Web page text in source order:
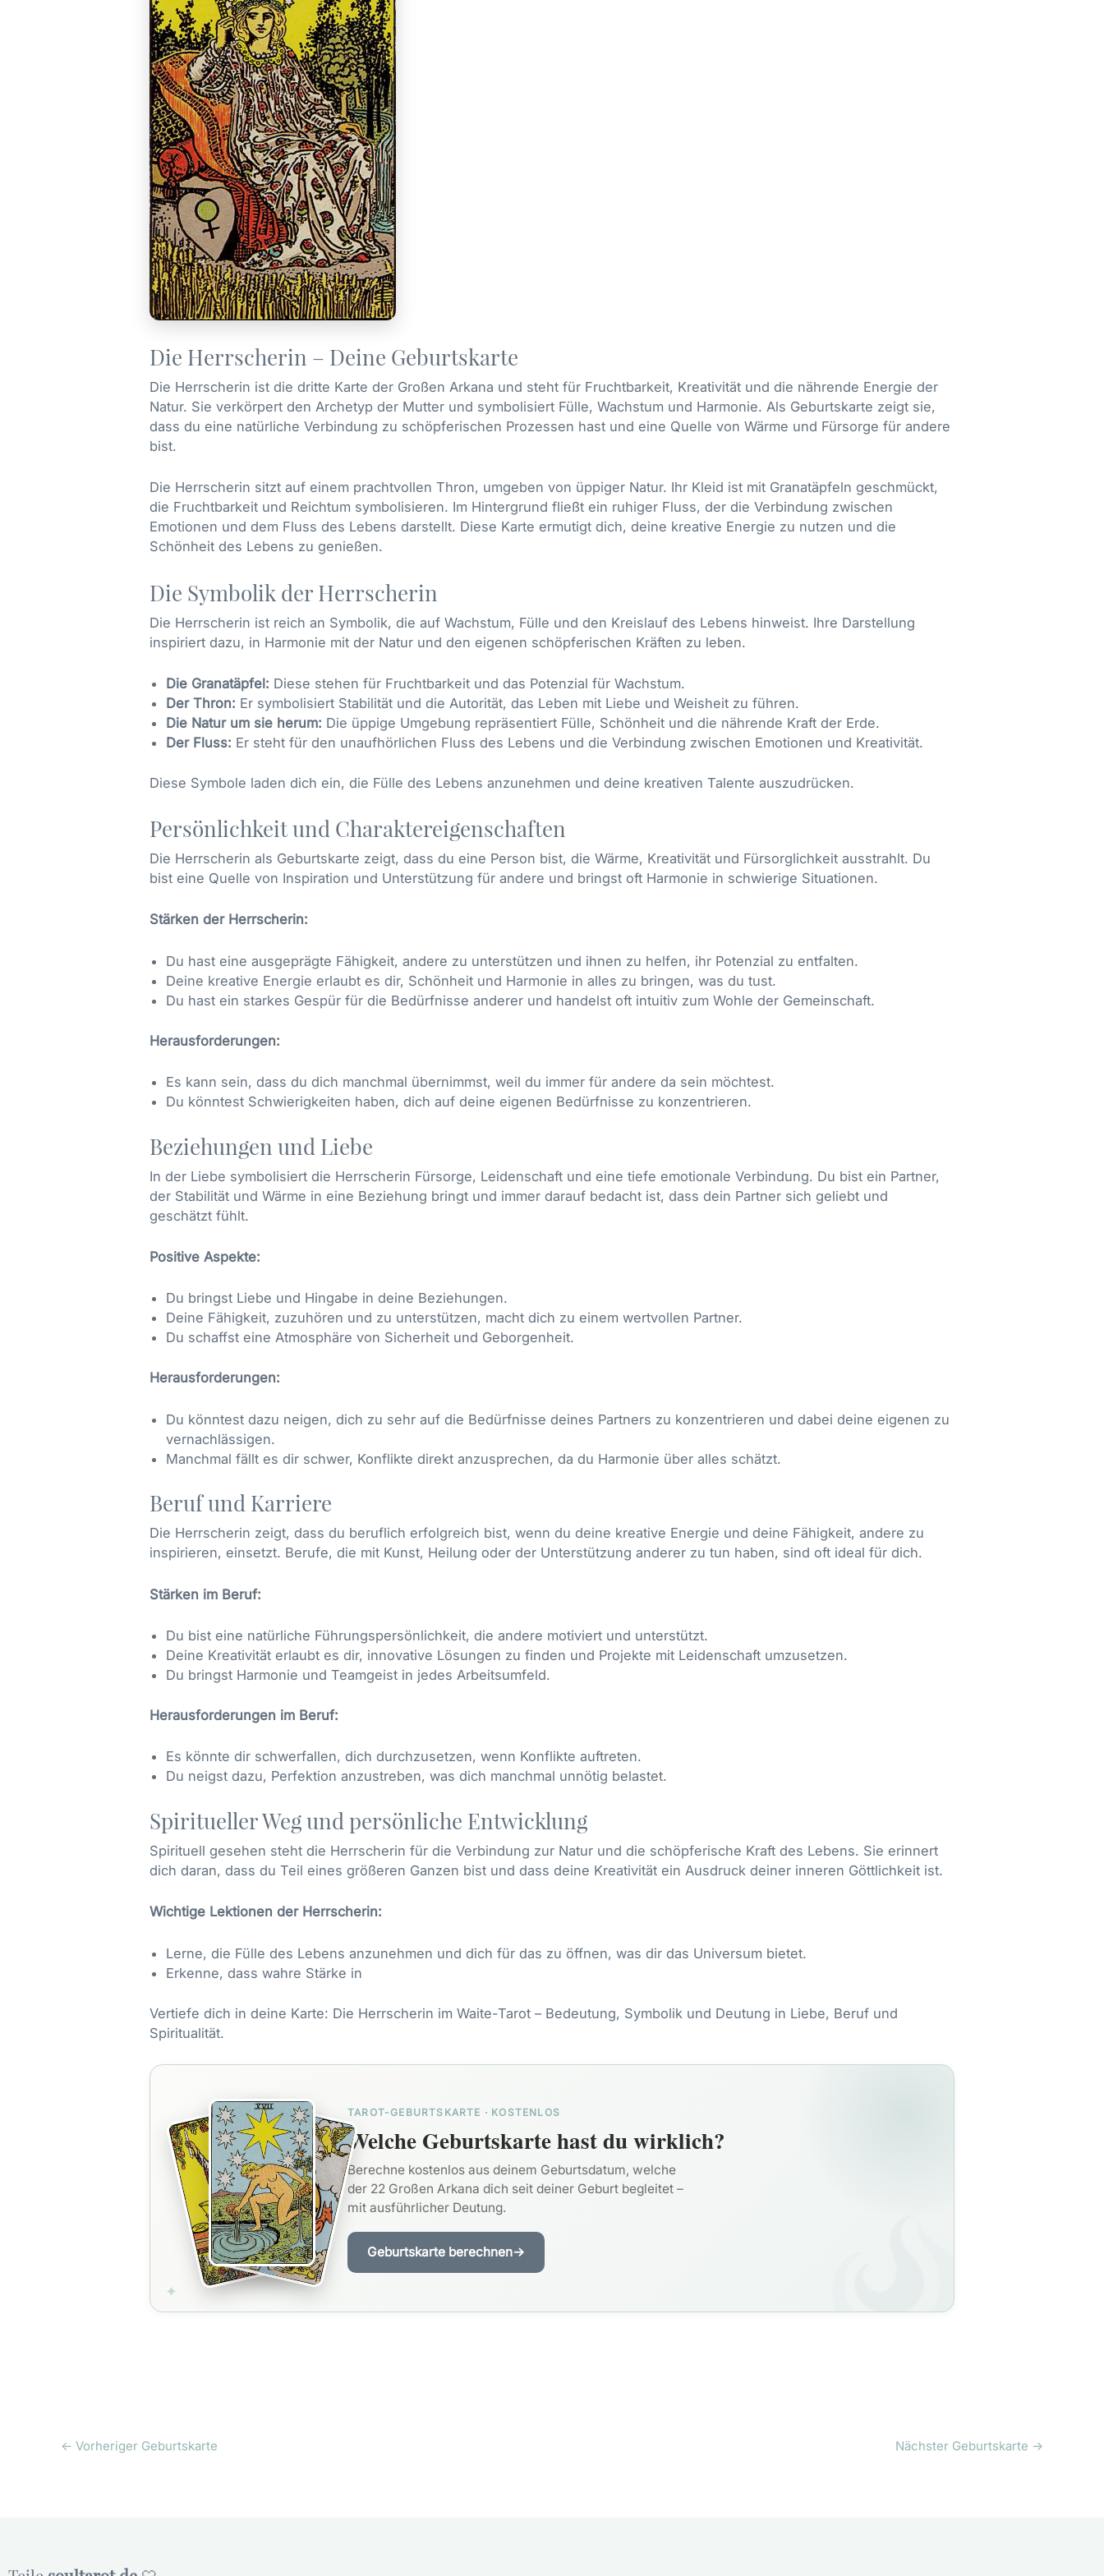
Die Herrscherin – Deine Geburtskarte
Die Herrscherin ist die dritte Karte der Großen Arkana und steht für Fruchtbarkeit, Kreativität und die nährende Energie der
Natur. Sie verkörpert den Archetyp der Mutter und symbolisiert Fülle, Wachstum und Harmonie. Als Geburtskarte zeigt sie,
dass du eine natürliche Verbindung zu schöpferischen Prozessen hast und eine Quelle von Wärme und Fürsorge für andere
bist.
Die Herrscherin sitzt auf einem prachtvollen Thron, umgeben von üppiger Natur. Ihr Kleid ist mit Granatäpfeln geschmückt,
die Fruchtbarkeit und Reichtum symbolisieren. Im Hintergrund fließt ein ruhiger Fluss, der die Verbindung zwischen
Emotionen und dem Fluss des Lebens darstellt. Diese Karte ermutigt dich, deine kreative Energie zu nutzen und die
Schönheit des Lebens zu genießen.
Die Symbolik der Herrscherin
Die Herrscherin ist reich an Symbolik, die auf Wachstum, Fülle und den Kreislauf des Lebens hinweist. Ihre Darstellung
inspiriert dazu, in Harmonie mit der Natur und den eigenen schöpferischen Kräften zu leben.
Die Granatäpfel: Diese stehen für Fruchtbarkeit und das Potenzial für Wachstum.
Der Thron: Er symbolisiert Stabilität und die Autorität, das Leben mit Liebe und Weisheit zu führen.
Die Natur um sie herum: Die üppige Umgebung repräsentiert Fülle, Schönheit und die nährende Kraft der Erde.
Der Fluss: Er steht für den unaufhörlichen Fluss des Lebens und die Verbindung zwischen Emotionen und Kreativität.
Diese Symbole laden dich ein, die Fülle des Lebens anzunehmen und deine kreativen Talente auszudrücken.
Persönlichkeit und Charaktereigenschaften
Die Herrscherin als Geburtskarte zeigt, dass du eine Person bist, die Wärme, Kreativität und Fürsorglichkeit ausstrahlt. Du
bist eine Quelle von Inspiration und Unterstützung für andere und bringst oft Harmonie in schwierige Situationen.
Stärken der Herrscherin:
Du hast eine ausgeprägte Fähigkeit, andere zu unterstützen und ihnen zu helfen, ihr Potenzial zu entfalten.
Deine kreative Energie erlaubt es dir, Schönheit und Harmonie in alles zu bringen, was du tust.
Du hast ein starkes Gespür für die Bedürfnisse anderer und handelst oft intuitiv zum Wohle der Gemeinschaft.
Herausforderungen:
Es kann sein, dass du dich manchmal übernimmst, weil du immer für andere da sein möchtest.
Du könntest Schwierigkeiten haben, dich auf deine eigenen Bedürfnisse zu konzentrieren.
Beziehungen und Liebe
In der Liebe symbolisiert die Herrscherin Fürsorge, Leidenschaft und eine tiefe emotionale Verbindung. Du bist ein Partner,
der Stabilität und Wärme in eine Beziehung bringt und immer darauf bedacht ist, dass dein Partner sich geliebt und
geschätzt fühlt.
Positive Aspekte:
Du bringst Liebe und Hingabe in deine Beziehungen.
Deine Fähigkeit, zuzuhören und zu unterstützen, macht dich zu einem wertvollen Partner.
Du schaffst eine Atmosphäre von Sicherheit und Geborgenheit.
Herausforderungen:
Du könntest dazu neigen, dich zu sehr auf die Bedürfnisse deines Partners zu konzentrieren und dabei deine eigenen zu
vernachlässigen.
Manchmal fällt es dir schwer, Konflikte direkt anzusprechen, da du Harmonie über alles schätzt.
Beruf und Karriere
Die Herrscherin zeigt, dass du beruflich erfolgreich bist, wenn du deine kreative Energie und deine Fähigkeit, andere zu
inspirieren, einsetzt. Berufe, die mit Kunst, Heilung oder der Unterstützung anderer zu tun haben, sind oft ideal für dich.
Stärken im Beruf:
Du bist eine natürliche Führungspersönlichkeit, die andere motiviert und unterstützt.
Deine Kreativität erlaubt es dir, innovative Lösungen zu finden und Projekte mit Leidenschaft umzusetzen.
Du bringst Harmonie und Teamgeist in jedes Arbeitsumfeld.
Herausforderungen im Beruf:
Es könnte dir schwerfallen, dich durchzusetzen, wenn Konflikte auftreten.
Du neigst dazu, Perfektion anzustreben, was dich manchmal unnötig belastet.
Spiritueller Weg und persönliche Entwicklung
Spirituell gesehen steht die Herrscherin für die Verbindung zur Natur und die schöpferische Kraft des Lebens. Sie erinnert
dich daran, dass du Teil eines größeren Ganzen bist und dass deine Kreativität ein Ausdruck deiner inneren Göttlichkeit ist.
Wichtige Lektionen der Herrscherin:
Lerne, die Fülle des Lebens anzunehmen und dich für das zu öffnen, was dir das Universum bietet.
Erkenne, dass wahre Stärke in
Vertiefe dich in deine Karte: Die Herrscherin im Waite-Tarot – Bedeutung, Symbolik und Deutung in Liebe, Beruf und
Spiritualität.
TAROT-GEBURTSKARTE · KOSTENLOS
Welche Geburtskarte hast du wirklich?
Berechne kostenlos aus deinem Geburtsdatum, welche
der 22 Großen Arkana dich seit deiner Geburt begleitet –
mit ausführlicher Deutung.
Geburtskarte berechnen→
← Vorheriger Geburtskarte Nächster Geburtskarte →